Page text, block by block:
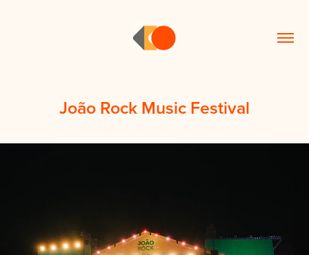
João Rock Music Festival